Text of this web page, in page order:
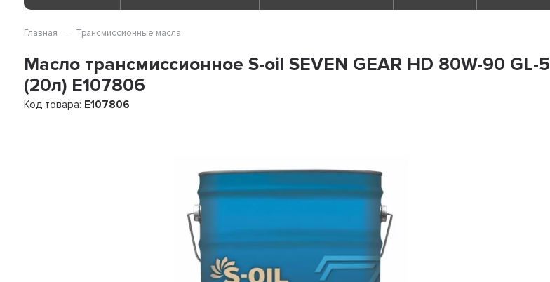
Главная Трансмиссионные масла
Масло трансмиссионное S-oil SEVEN GEAR HD 80W-90 GL-5
(20л) E107806
Код товара: E107806